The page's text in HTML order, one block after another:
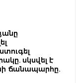
սկսվել է
ճանապարհը.